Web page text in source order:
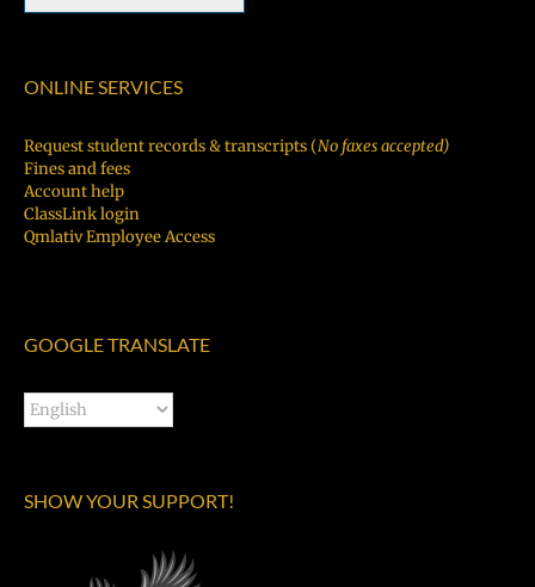
ONLINE SERVICES
Request student records & transcripts (No faxes accepted)
Fines and fees
Account help
ClassLink login
Qmlativ Employee Access
GOOGLE TRANSLATE
SHOW YOUR SUPPORT!